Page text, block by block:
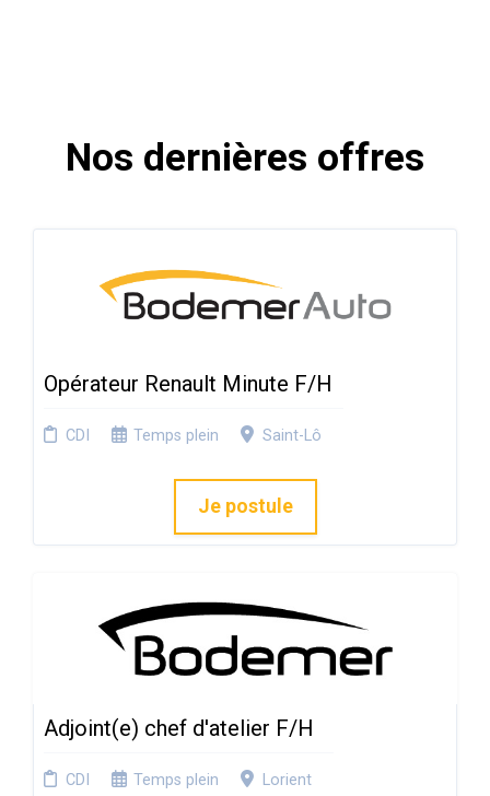
Nos dernières offres
Opérateur Renault Minute F/H
CDI Temps plein Saint-Lô
Je postule
Adjoint(e) chef d'atelier F/H
CDI Temps plein Lorient